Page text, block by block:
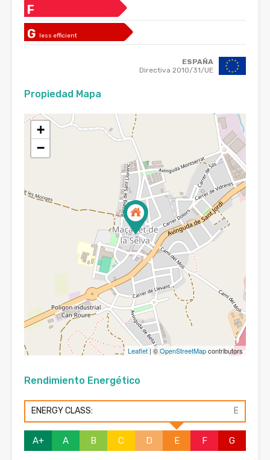
F
G less efficient
ESPAÑA
Directiva 2010/31/UE
Propiedad Mapa
+
−
Leaflet | ©OpenStreetMapcontributors
Rendimiento Energético
ENERGY CLASS: E
A+ A B C D E F G